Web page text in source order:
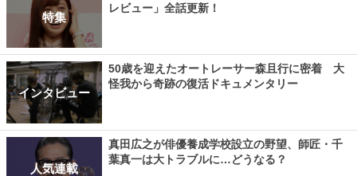
特集
レビュー」全話更新！
インタビュー
50歳を迎えたオートレーサー森且行に密着 大
怪我から奇跡の復活ドキュメンタリー
人気連載
真田広之が俳優養成学校設立の野望、師匠・千
葉真一は大トラブルに…どうなる？